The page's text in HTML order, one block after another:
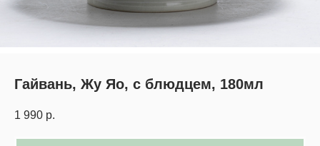
Гайвань, Жу Яо, с блюдцем, 180мл
1 990 р.